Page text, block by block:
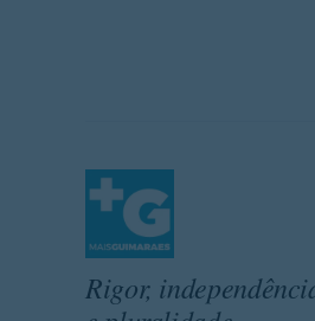
Rigor,